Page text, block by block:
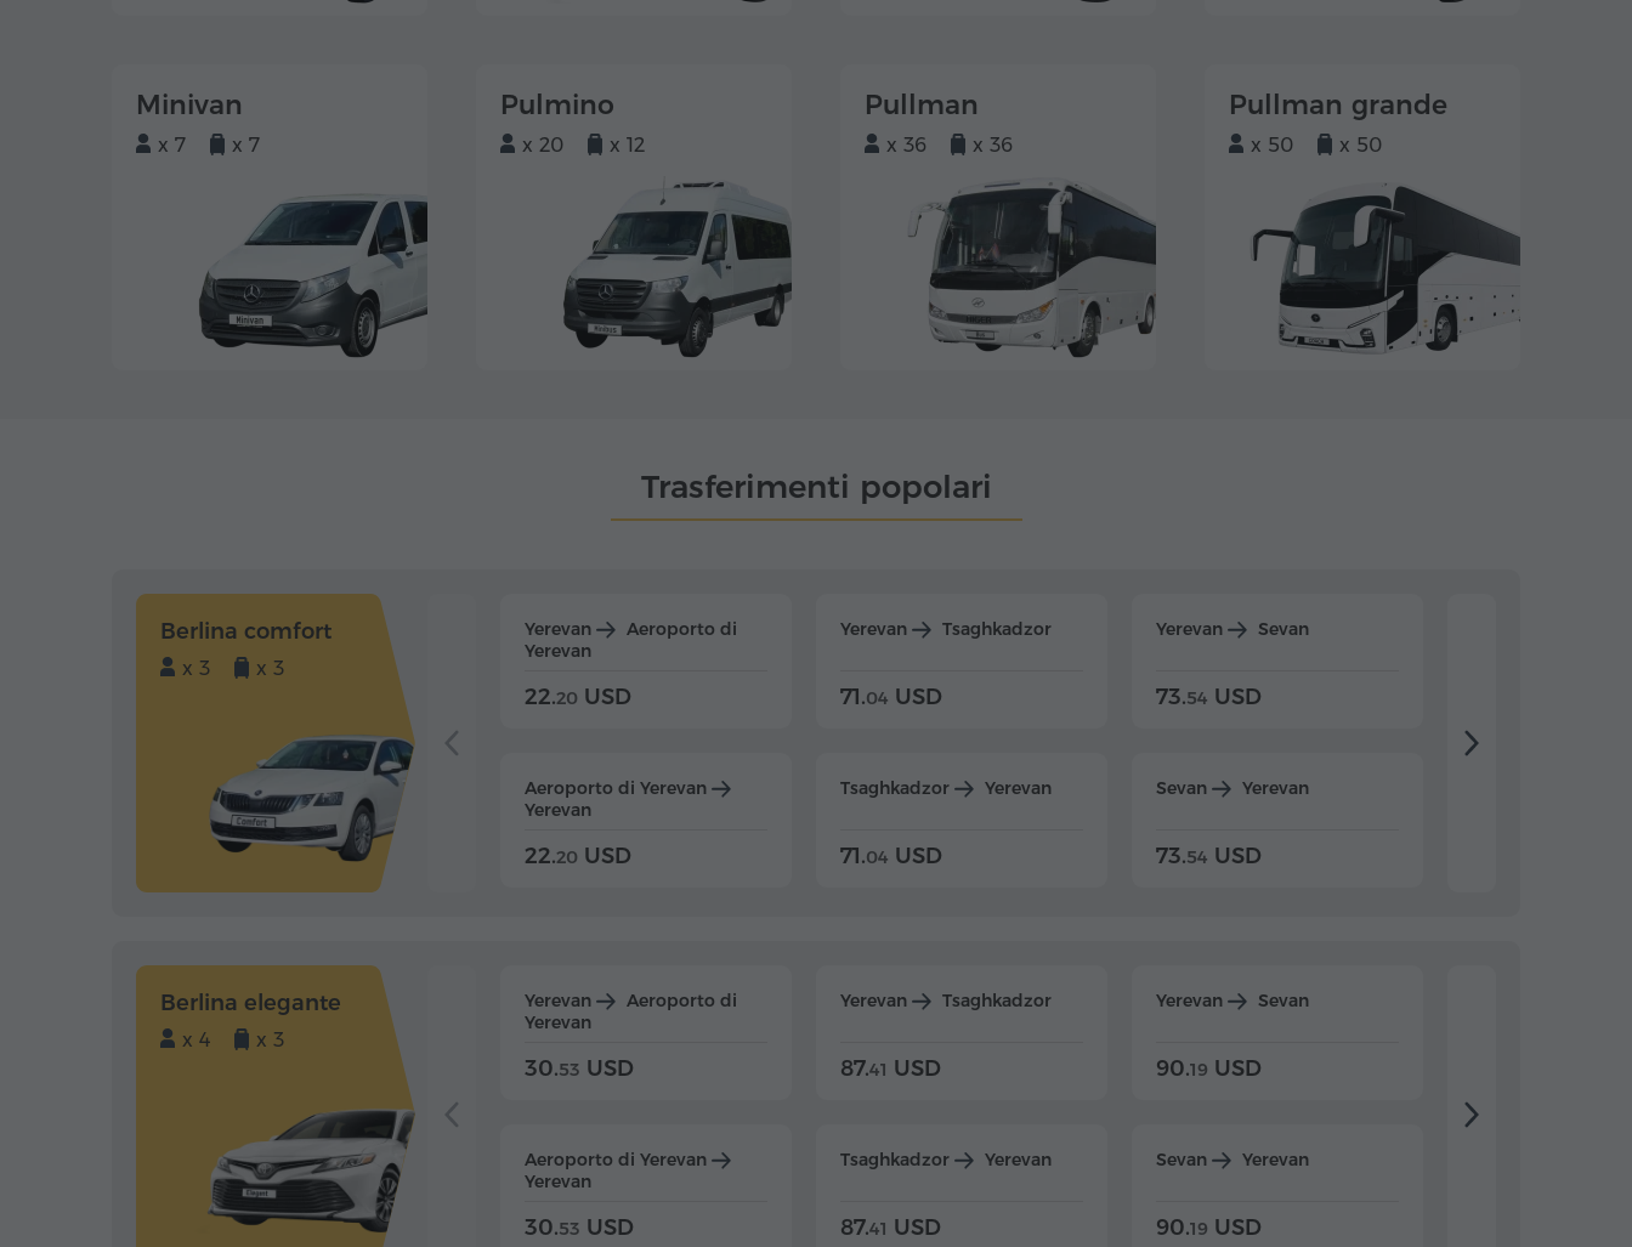
Minivan
x 7 x 7
Pulmino
x 20 x 12
Pullman
x 36 x 36
Pullman grande
x 50 x 50
Trasferimenti popolari
Berlina comfort
x 3 x 3
Yerevan
Aeroporto di
Yerevan
22.20 USD
Aeroporto di Yerevan
Yerevan
22.20 USD
Yerevan Tsaghkadzor
71.04 USD
Tsaghkadzor Yerevan
71.04 USD
Yerevan Sevan
73.54 USD
Sevan Yerevan
73.54 USD
Berlina elegante
x 4 x 3
Yerevan
Aeroporto di
Yerevan
30.53 USD
Aeroporto di Yerevan
Yerevan
30.53 USD
Yerevan Tsaghkadzor
87.41 USD
Tsaghkadzor Yerevan
87.41 USD
Yerevan Sevan
90.19 USD
Sevan Yerevan
90.19 USD